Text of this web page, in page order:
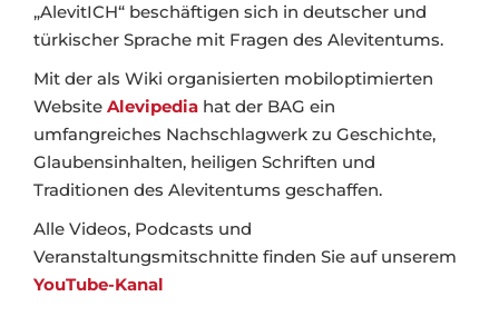
„AlevitICH“ beschäftigen sich in deutscher und
türkischer Sprache mit Fragen des Alevitentums.
Mit der als Wiki organisierten mobiloptimierten
Website Alevipedia hat der BAG ein
umfangreiches Nachschlagwerk zu Geschichte,
Glaubensinhalten, heiligen Schriften und
Traditionen des Alevitentums geschaffen.
Alle Videos, Podcasts und
Veranstaltungsmitschnitte finden Sie auf unserem
YouTube-Kanal